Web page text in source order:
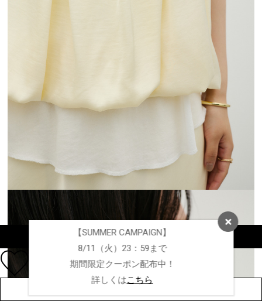
カラーを選択する（フリーサイズ）
【SUMMER CAMPAIGN】
8/11（火）23：59まで
期間限定クーポン配布中！
詳しくはこちら